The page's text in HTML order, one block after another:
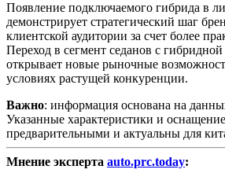
Появление подключаемого гибрида в
демонстрирует стратегический шаг
клиентской аудитории за счет более
Переход в сегмент седанов с
открывает новые рыночные
условиях растущей конкуренции.
Важно: информация основана на
Указанные характеристики и
предварительными и актуальны для
Мнение эксперта auto.prc.today: